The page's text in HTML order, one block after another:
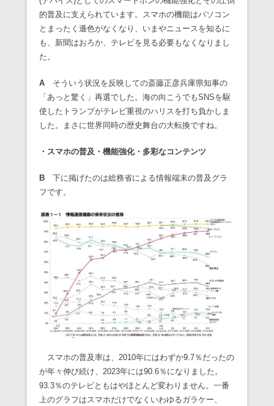
的普及に支えられています。スマホの機能はパソコン
とまったく遜色がなくなり、いまやニュースを知るに
も、新聞はおろか、テレビを見る必要もなくなりまし
た。
A そういう状況を反映しての斎藤正彦兵庫県知事の
「あっと驚く」再選でした。海の向こうでもSNSを駆
使したトランプがテレビ重視のハリスを打ち負かしま
した。まさに世界同時の歴史舞台の大転換ですね。
・スマホの普及・機能強化・多彩なコンテンツ
B
下に掲げたのは総務省による情報端末の普及グラ
フです。
スマホの普及率は、2010年にはわずか9.7％だったの
が年々伸び続け、2023年には90.6％になりました。
93.3％のテレビともはやほとんど変わりません。一番
上のグラフはスマホだけでなくいわゆるガラケー、